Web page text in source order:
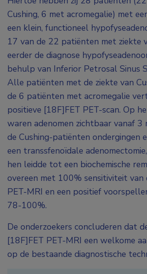
Cushing, 6 met acromegalie) met
een klein, functioneel
17 van de 22 patiënten met ziekte
eerder de diagnose
behulp van Inferior Petrosal Sinus
Alle patiënten met de ziekte van
de 6 patiënten met acromegalie
positieve [18F]FET PET-scan. Op
waren adenomen zichtbaar vanaf 3
de Cushing-patiënten ondergingen
een transsfenoïdale
hen leidde tot een biochemische
overeen met 100% sensitiviteit van
PET-MRI en een positief
78-100%.
De onderzoekers concluderen dat
[18F]FET PET-MRI een welkome
op de bestaande diagnostische